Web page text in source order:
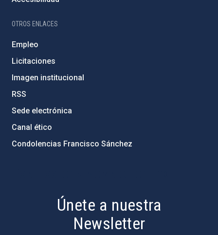
OTROS ENLACES
Empleo
Licitaciones
Imagen institucional
RSS
Sede electrónica
Canal ético
Condolencias Francisco Sánchez
Únete a nuestra
Newsletter